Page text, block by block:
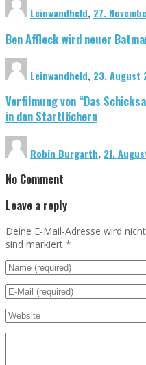
Leinwandheld, 27.
Ben Affleck wird neuer
Leinwandheld, 23. August
Verfilmung von “Das
in den Startlöchern
Robin Burgarth, 21.
No Comment
Leave a reply
Deine E-Mail-Adresse wird
sind markiert *